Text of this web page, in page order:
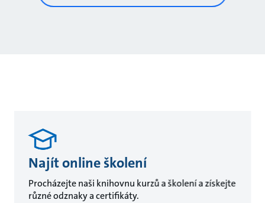
Najít online školení
Procházejte naši knihovnu kurzů a školení a získejte
různé odznaky a certifikáty.